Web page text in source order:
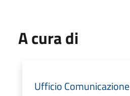
A cura di
Ufficio Comunicazione